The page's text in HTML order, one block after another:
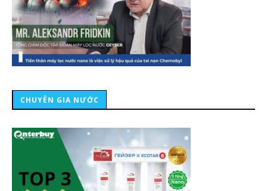
CHUYÊN GIA NƯỚC